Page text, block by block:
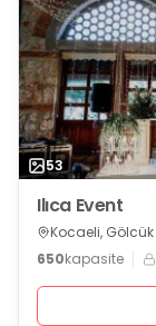
53
Ilıca Event
Kocaeli, Gölcük
650kapasite